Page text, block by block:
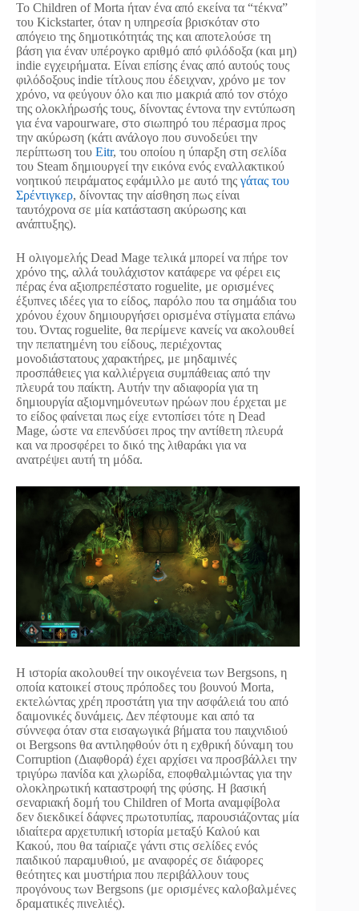
Το Children of Morta ήταν ένα από εκείνα τα “τέκνα”
του Kickstarter, όταν η υπηρεσία βρισκόταν στο
απόγειο της δημοτικότητάς της και αποτελούσε τη
βάση για έναν υπέρογκο αριθμό από φιλόδοξα (και μη)
indie εγχειρήματα. Είναι επίσης ένας από αυτούς τους
φιλόδοξους indie τίτλους που έδειχναν, χρόνο με τον
χρόνο, να φεύγουν όλο και πιο μακριά από τον στόχο
της ολοκλήρωσής τους, δίνοντας έντονα την εντύπωση
για ένα vapourware, στο σιωπηρό του πέρασμα προς
την ακύρωση (κάτι ανάλογο που συνοδεύει την
περίπτωση του Eitr, του οποίου η ύπαρξη στη σελίδα
του Steam δημιουργεί την εικόνα ενός εναλλακτικού
νοητικού πειράματος εφάμιλλο με αυτό της γάτας του
Σρέντιγκερ, δίνοντας την αίσθηση πως είναι
ταυτόχρονα σε μία κατάσταση ακύρωσης και
ανάπτυξης).
Η ολιγομελής Dead Mage τελικά μπορεί να πήρε τον
χρόνο της, αλλά τουλάχιστον κατάφερε να φέρει εις
πέρας ένα αξιοπρεπέστατο roguelite, με ορισμένες
έξυπνες ιδέες για το είδος, παρόλο που τα σημάδια του
χρόνου έχουν δημιουργήσει ορισμένα στίγματα επάνω
του. Όντας roguelite, θα περίμενε κανείς να ακολουθεί
την πεπατημένη του είδους, περιέχοντας
μονοδιάστατους χαρακτήρες, με μηδαμινές
προσπάθειες για καλλιέργεια συμπάθειας από την
πλευρά του παίκτη. Αυτήν την αδιαφορία για τη
δημιουργία αξιομνημόνευτων ηρώων που έρχεται με
το είδος φαίνεται πως είχε εντοπίσει τότε η Dead
Mage, ώστε να επενδύσει προς την αντίθετη πλευρά
και να προσφέρει το δικό της λιθαράκι για να
ανατρέψει αυτή τη μόδα.
Η ιστορία ακολουθεί την οικογένεια των Bergsons, η
οποία κατοικεί στους πρόποδες του βουνού Morta,
εκτελώντας χρέη προστάτη για την ασφάλειά του από
δαιμονικές δυνάμεις. Δεν πέφτουμε και από τα
σύννεφα όταν στα εισαγωγικά βήματα του παιχνιδιού
οι Bergsons θα αντιληφθούν ότι η εχθρική δύναμη του
Corruption (Διαφθορά) έχει αρχίσει να προσβάλλει την
τριγύρω πανίδα και χλωρίδα, εποφθαλμιώντας για την
ολοκληρωτική καταστροφή της φύσης. Η βασική
σεναριακή δομή του Children of Morta αναμφίβολα
δεν διεκδικεί δάφνες πρωτοτυπίας, παρουσιάζοντας μία
ιδιαίτερα αρχετυπική ιστορία μεταξύ Καλού και
Κακού, που θα ταίριαζε γάντι στις σελίδες ενός
παιδικού παραμυθιού, με αναφορές σε διάφορες
θεότητες και μυστήρια που περιβάλλουν τους
προγόνους των Bergsons (με ορισμένες καλοβαλμένες
δραματικές πινελιές).